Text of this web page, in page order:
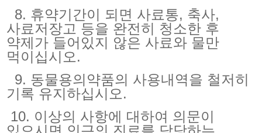
8. 휴약기간이 되면 사료통, 축사,
사료저장고 등을 완전히 청소한 후
약제가 들어있지 않은 사료와 물만
먹이십시오.
9. 동물용의약품의 사용내역을 철저히
기록 유지하십시오.
10. 이상의 사항에 대하여 의문이